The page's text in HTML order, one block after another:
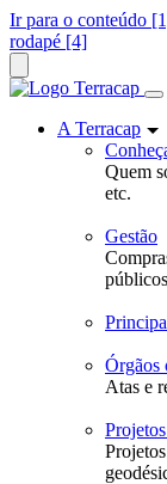
Ir para o conteúdo
rodapé [4]
A Terracap
Quem
etc.
Gestão
Órgãos
Atas e